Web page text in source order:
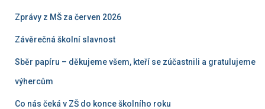
Zprávy z MŠ za červen 2026
Závěrečná školní slavnost
Sběr papíru – děkujeme všem, kteří se zúčastnili a gratulujeme
výhercům
Co nás čeká v ZŠ do konce školního roku